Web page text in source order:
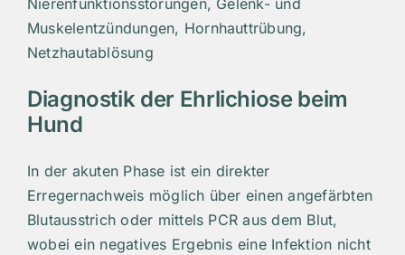
Nierenfunktionsstörungen, Gelenk- und
Muskelentzündungen, Hornhauttrübung,
Netzhautablösung
Diagnostik der Ehrlichiose beim
Hund
In der akuten Phase ist ein direkter
Erregernachweis möglich über einen angefärbten
Blutausstrich oder mittels PCR aus dem Blut,
wobei ein negatives Ergebnis eine Infektion nicht